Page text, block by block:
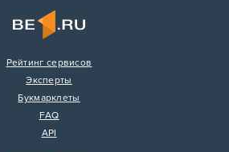
Рейтинг сервисов
Эксперты
Букмарклеты
FAQ
API